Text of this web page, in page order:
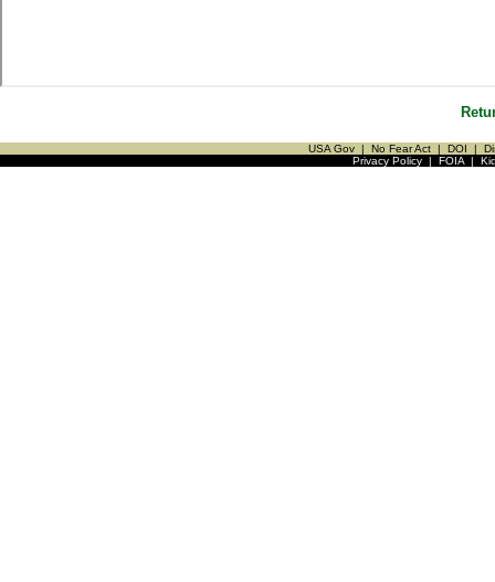
USA Gov | No Fear Act | DOI |
Privacy Policy| FOIA|